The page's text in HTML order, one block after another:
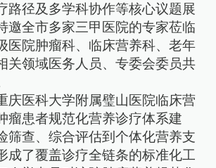
路径及多学科协作等核心议题展
邀全市多家三甲医院的专家莅临
医院肿瘤科、临床营养科、老年
关领域医务人员、专委会委员共
庆医科大学附属璧山医院临床营
瘤患者规范化营养诊疗体系建
筛查、综合评估到个体化营养支
成了覆盖诊疗全链条的标准化工